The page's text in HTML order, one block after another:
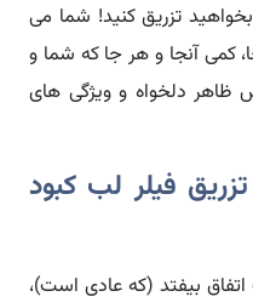
تزریق کنید! شما می
کمی آنجا و هر جا که شما و
ظاهر دلخواه و ویژگی های
فیلر لب کبود
بیفتد (که عادی است)،